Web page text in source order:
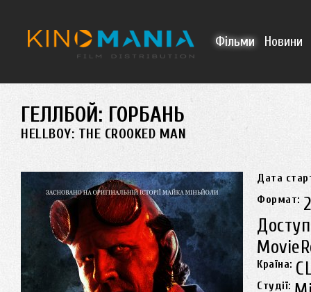
Фільми Новини
ГЕЛЛБОЙ: ГОРБАНЬ
HELLBOY: THE CROOKED MAN
Дата
Формат:
Країна:
Студії: